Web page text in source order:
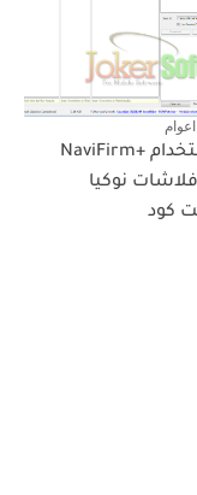
شرح استخدام +NaviFirm
نوكيا
كود